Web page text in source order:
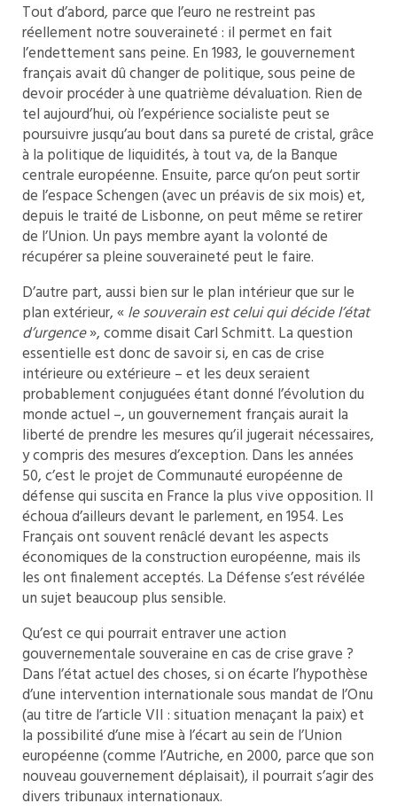
Tout d’abord, parce que l’euro ne restreint pas
réellement notre souveraineté : il permet en fait
l’endettement sans peine. En 1983, le gouvernement
français avait dû changer de politique, sous peine de
devoir procéder à une quatrième dévaluation. Rien de
tel aujourd’hui, où l’expérience socialiste peut se
poursuivre jusqu’au bout dans sa pureté de cristal, grâce
à la politique de liquidités, à tout va, de la Banque
centrale européenne. Ensuite, parce qu‘on peut sortir
de l’espace Schengen (avec un préavis de six mois) et,
depuis le traité de Lisbonne, on peut même se retirer
de l’Union. Un pays membre ayant la volonté de
récupérer sa pleine souveraineté peut le faire.
D’autre part, aussi bien sur le plan intérieur que sur le
plan extérieur, «le souverain est celui qui décide l’état
d’urgence», comme disait Carl Schmitt. La question
essentielle est donc de savoir si, en cas de crise
intérieure ou extérieure – et les deux seraient
probablement conjuguées étant donné l’évolution du
monde actuel –, un gouvernement français aurait la
liberté de prendre les mesures qu’il jugerait nécessaires,
y compris des mesures d’exception. Dans les années
50, c’est le projet de Communauté européenne de
défense qui suscita en France la plus vive opposition. Il
échoua d’ailleurs devant le parlement, en 1954. Les
Français ont souvent renâclé devant les aspects
économiques de la construction européenne, mais ils
les ont finalement acceptés. La Défense s’est révélée
un sujet beaucoup plus sensible.
Qu’est ce qui pourrait entraver une action
gouvernementale souveraine en cas de crise grave ?
Dans l’état actuel des choses, si on écarte l’hypothèse
d’une intervention internationale sous mandat de l’Onu
(au titre de l’article VII : situation menaçant la paix) et
la possibilité d’une mise à l’écart au sein de l’Union
européenne (comme l’Autriche, en 2000, parce que son
nouveau gouvernement déplaisait), il pourrait s’agir des
divers tribunaux internationaux.